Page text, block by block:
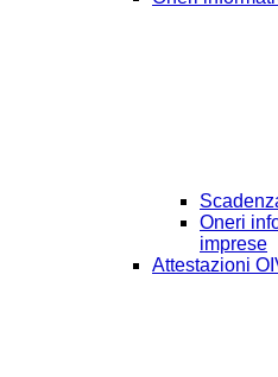
Oneri
imprese
Attestazioni